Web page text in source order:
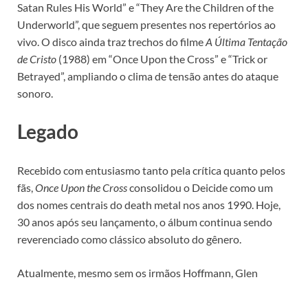
Satan Rules His World” e “They Are the Children of the
Underworld”, que seguem presentes nos repertórios ao
vivo. O disco ainda traz trechos do filmeA Última Tentação
de Cristo (1988) em “Once Upon the Cross” e “Trick or
Betrayed”, ampliando o clima de tensão antes do ataque
sonoro.
Legado
Recebido com entusiasmo tanto pela crítica quanto pelos
fãs, Once Upon the Crossconsolidou o Deicide como um
dos nomes centrais do death metal nos anos 1990. Hoje,
30 anos após seu lançamento, o álbum continua sendo
reverenciado como clássico absoluto do gênero.
Atualmente, mesmo sem os irmãos Hoffmann, Glen